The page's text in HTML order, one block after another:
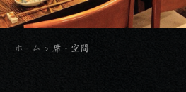
ホーム > 席・空間